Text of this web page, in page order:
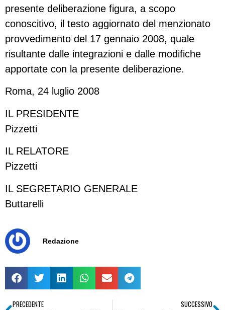
presente deliberazione figura, a scopo
conoscitivo, il testo aggiornato del menzionato
provvedimento del 17 gennaio 2008, quale
risultante dalle integrazioni e dalle modifiche
apportate con la presente deliberazione.
Roma, 24 luglio 2008
IL PRESIDENTE
Pizzetti
IL RELATORE
Pizzetti
IL SEGRETARIO GENERALE
Buttarelli
Redazione
PRECEDENTE SUCCESSIVO